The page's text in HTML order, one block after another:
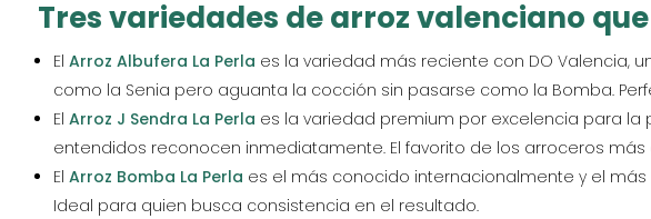
Tres variedades de arroz valenciano
El Arroz Albufera La Perla es la variedad más reciente con DO Valencia,
como la Senia pero aguanta la cocción sin pasarse como la Bomba.
El Arroz J Sendra La Perla es la variedad premium por excelencia para
entendidos reconocen inmediatamente. El favorito de los arroceros
El Arroz Bomba La Perla es el más conocido internacionalmente y el
Ideal para quien busca consistencia en el resultado.